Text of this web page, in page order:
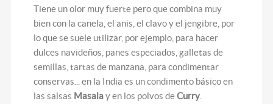
Tiene un olor muy fuerte pero que combina muy
bien con la canela, el anis, el clavo y el jengibre, por
lo que se suele utilizar, por ejemplo, para hacer
dulces navideños, panes especiados, galletas de
semillas, tartas de manzana, para condimentar
conservas... en la India es un condimento básico en
las salsas Masalay en los polvos deCurry